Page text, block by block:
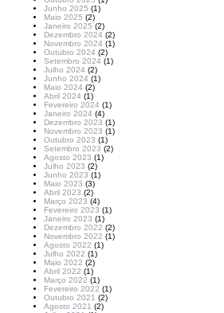
Junho 2025 (1)
Maio 2025 (2)
Janeiro 2025 (2)
Dezembro 2024 (2)
Novembro 2024 (1)
Outubro 2024 (2)
Setembro 2024 (1)
Julho 2024 (2)
Junho 2024 (1)
Maio 2024 (2)
Abril 2024 (1)
Fevereiro 2024 (1)
Janeiro 2024 (4)
Dezembro 2023 (1)
Novembro 2023 (1)
Outubro 2023 (1)
Setembro 2023 (2)
Agosto 2023 (1)
Julho 2023 (2)
Junho 2023 (1)
Maio 2023 (3)
Abril 2023 (2)
Março 2023 (4)
Fevereiro 2023 (1)
Janeiro 2023 (1)
Dezembro 2022 (2)
Novembro 2022 (1)
Agosto 2022 (1)
Julho 2022 (1)
Maio 2022 (2)
Abril 2022 (1)
Março 2022 (1)
Fevereiro 2022 (1)
Outubro 2021 (2)
Agosto 2021 (2)